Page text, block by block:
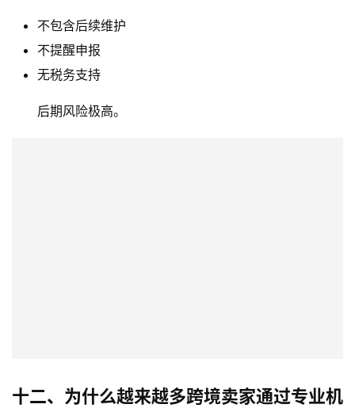
不包含后续维护
不提醒申报
无税务支持
后期风险极高。
十二、为什么越来越多跨境卖家通过专业机